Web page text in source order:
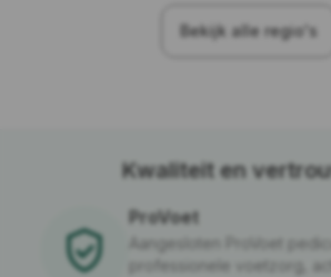
Bekijk alle regio's
Kwaliteit en
ProVoet
Aangesloten ProVoet
professionele voetzorg,